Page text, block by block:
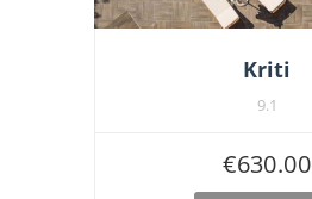
Kriti
9.1
€630.00